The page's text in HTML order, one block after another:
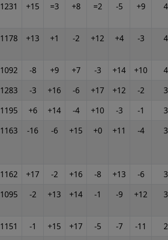
1231 +15 =3 +8 =2 -5 +9 4
1178 +13 +1 -2 +12 +4 -3 4
1092 -8 +9 +7 -3 +14 +10
4
1283 -3 +16 -6 +17 +12 -2
3
1195 +6 +14 -4 +10 -3 -1
3
1163 -16 -6 +15 +0 +11 -4 3
1162 +17 -2 +16 -8 +13 -6
3
1095 -2 +13 +14 -1 -9 +12 3
1151 -1 +15 +17 -5 -7 -11
2